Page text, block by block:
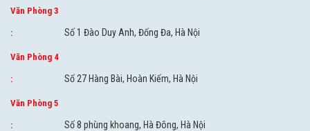
Văn Phòng 3
: Số 1 Đào Duy Anh, Đống Đa, Hà Nội
Văn Phòng 4
: Số 27 Hàng Bài, Hoàn Kiếm, Hà Nội
Văn Phòng 5
: Số 8 phùng khoang, Hà Đông, Hà Nội